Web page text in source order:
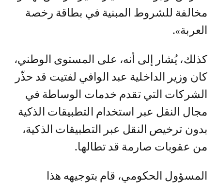
مخالفة للشروط المبنية في بطاقة رخصة
العربة».
كذلك، يُشار إلى أنه، على المستوى الوطني،
كان وزير الداخلية عبد الوافي لفتيت قد حذّر
الشركات التي تقدم خدمات الوساطة في
مجال النقل عبر استخدام التطبيقات الذكية
بدون ترخيص النقل عبر التطبيقات الذكية،
من عقوبات صارمة قد تطالها.
المسؤول الحكومي، قام بتوجيهه هذا